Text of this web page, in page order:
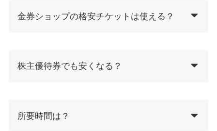
金券ショップの格安チケットは使える？
株主優待券でも安くなる？
所要時間は？